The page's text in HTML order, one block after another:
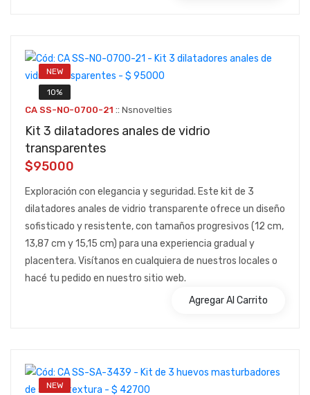
NEW
10%
CA SS-NO-0700-21 :: Nsnovelties
Kit 3 dilatadores anales de vidrio
transparentes
$95000
Exploración con elegancia y seguridad. Este kit de 3
dilatadores anales de vidrio transparente ofrece un diseño
sofisticado y resistente, con tamaños progresivos (12 cm,
13,87 cm y 15,15 cm) para una experiencia gradual y
placentera. Visítanos en cualquiera de nuestros locales o
hacé tu pedido en nuestro sitio web.
Agregar Al Carrito
NEW